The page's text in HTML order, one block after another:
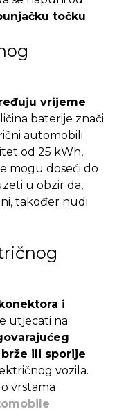
točku.
vrijeme
baterije znači
automobili
od 25 kWh,
mogu doseći do
u obzir da,
također nudi
i
utjecati na
ili sporije
vozila.
vrstama